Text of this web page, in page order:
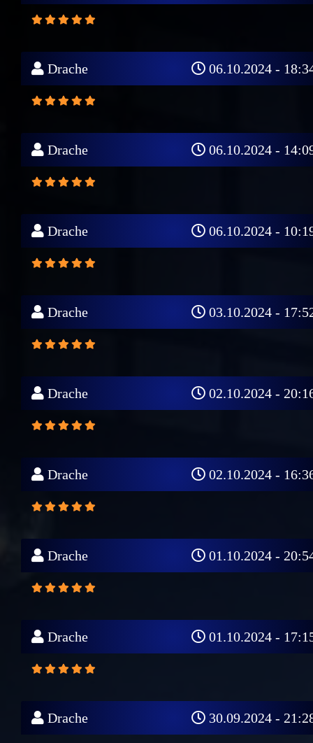
Drache 06.10.2024 -
Drache 06.10.2024 -
Drache 06.10.2024 -
Drache 03.10.2024 -
Drache 02.10.2024 -
Drache 02.10.2024 -
Drache 01.10.2024 -
Drache 01.10.2024 -
Drache 30.09.2024 -